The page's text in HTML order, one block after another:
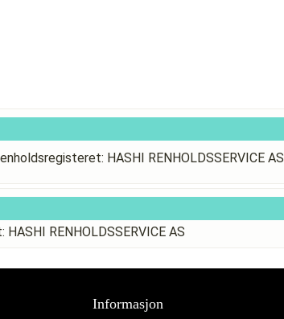
HASHI RENHOLDSSERVICE AS
RENHOLDSSERVICE AS
Informasjon